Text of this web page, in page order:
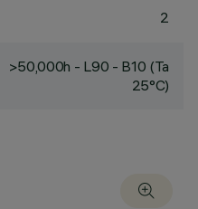
2
>50,000h - L90 - B10 (Ta
25°C)